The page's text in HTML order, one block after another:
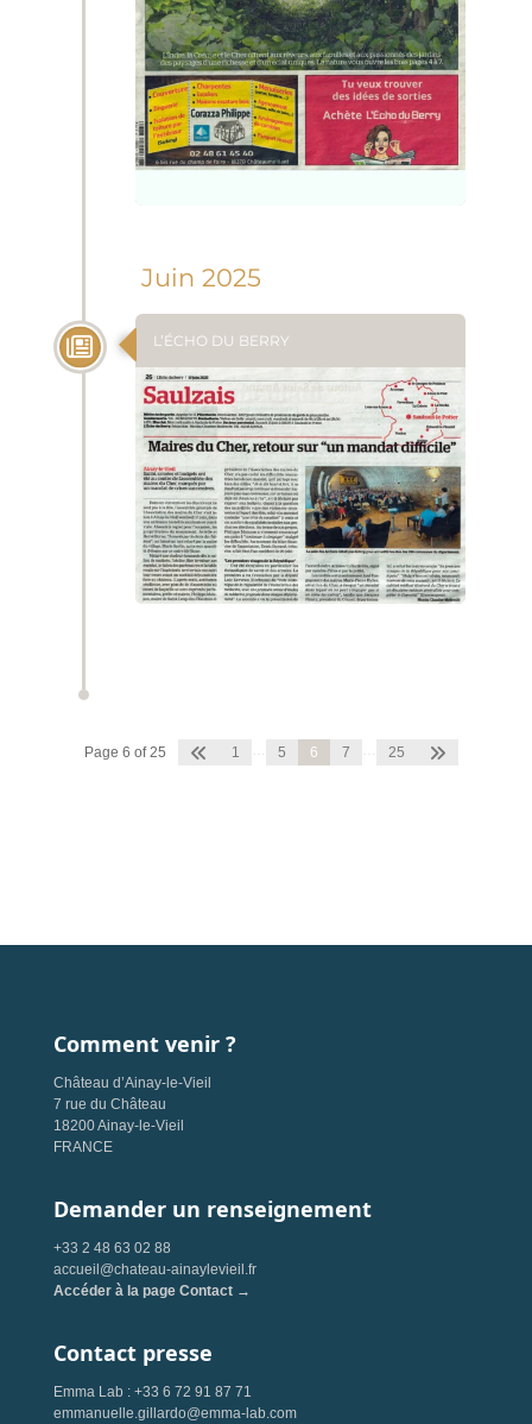
Juin 2025
L’ÉCHO DU BERRY
Page 6 of 25 1 … 5 6 7 … 25
Comment venir ?
Château d’Ainay-le-Vieil
7 rue du Château
18200 Ainay-le-Vieil
FRANCE
Demander un renseignement
+33 2 48 63 02 88
accueil@chateau-ainaylevieil.fr
Accéder à la page Contact →
Contact presse
Emma Lab : +33 6 72 91 87 71
emmanuelle.gillardo@emma-lab.com